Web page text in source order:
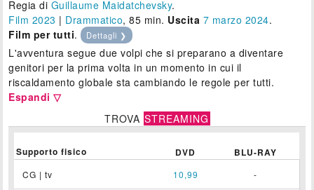
Regia di Guillaume Maidatchevsky.
Film 2023 | Drammatico, 85 min. Uscita 7 marzo 2024.
Film per tutti. Dettagli ❯
L'avventura segue due volpi che si preparano a diventare
genitori per la prima volta in un momento in cui il
riscaldamento globale sta cambiando le regole per tutti.
Espandi ▽
TROVA STREAMING
Supporto fisico DVD BLU-RAY
CG | tv 10,99 -